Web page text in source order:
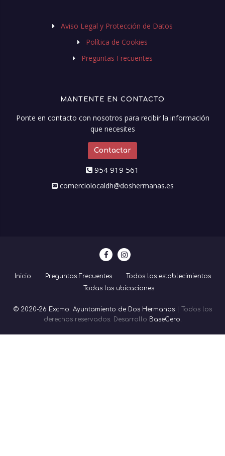
Aviso Legal y Protección de Datos
Política de Cookies
Preguntas Frecuentes
MANTENTE EN CONTACTO
Ponte en contacto con nosotros para recibir la información
que necesites
Contactar
954 919 561
comerciolocaldh@doshermanas.es
Inicio Preguntas Frecuentes
Todos los establecimientos
Todas las ubicaciones
© 2020-26 Excmo. Ayuntamiento de Dos Hermanas| Todos los
derechos reservados. Desarrollo BaseCero.